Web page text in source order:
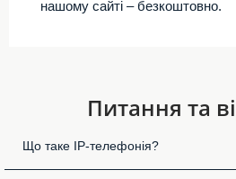
нашому сайті – безкоштовно.
Питання та
Що таке IP-телефонія?